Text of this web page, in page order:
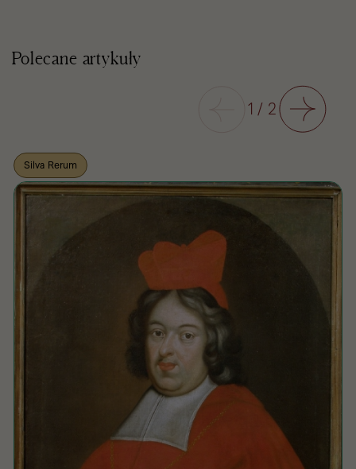
Polecane artykuły
1 / 2 Następny
Silva Rerum